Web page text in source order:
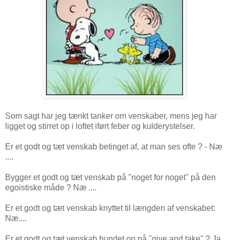
Som sagt har jeg tænkt tanker om venskaber, mens jeg har
ligget og stirret op i loftet iført feber og kulderystelser.
Er et godt og tæt venskab betinget af, at man ses ofte ? - Næ
....
Bygger et godt og tæt venskab på "noget for noget" på den
egoistiske måde ? Næ ....
Er et godt og tæt venskab knyttet til længden af venskabet:
Næ....